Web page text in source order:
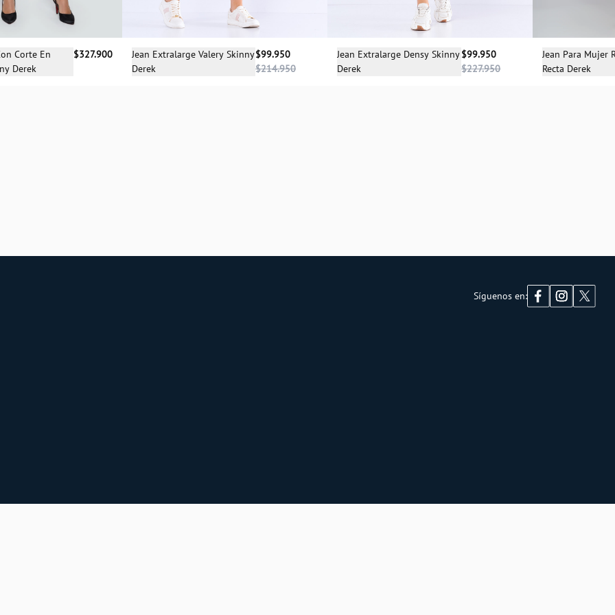
una talla
08 10
Corte En
Derek
$327.900 Selecciona una talla
Jean Extralarge Valery Skinny
Derek
$99.950
$214.950
Selecciona una talla
Jean Extralarge Densy Skinny
Derek
$99.950
$227.950
Jean Para Mujer
Recta Derek
Síguenos en: